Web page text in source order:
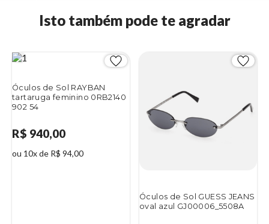
Isto também pode te agradar
Óculos de Sol RAYBAN
tartaruga feminino 0RB2140
902 54
R$ 940,00
ou 10x de R$ 94,00
Óculos de Sol GUESS JEANS
oval azul GJ00006_5508A